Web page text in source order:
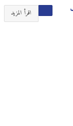
اقرأ المزيد